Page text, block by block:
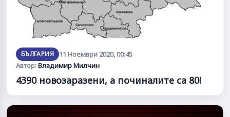
БЪЛГАРИЯ 11 Ноември 2020, 00:45
Автор:Владимир Милчин
4390 новозаразени, а починалите са 80!